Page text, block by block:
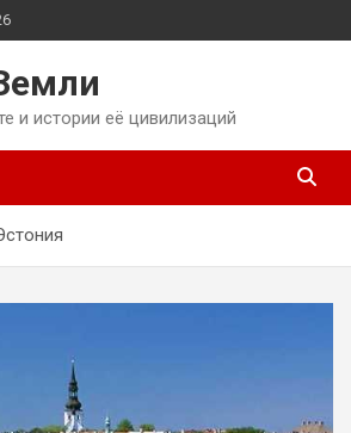
и истории её цивилизаций